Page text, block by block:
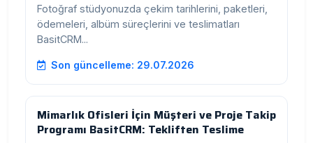
Fotoğraf stüdyonuzda çekim tarihlerini, paketleri,
ödemeleri, albüm süreçlerini ve teslimatları
BasitCRM...
Son güncelleme: 29.07.2026
Mimarlık Ofisleri İçin Müşteri ve Proje Takip
Programı BasitCRM: Tekliften Teslime